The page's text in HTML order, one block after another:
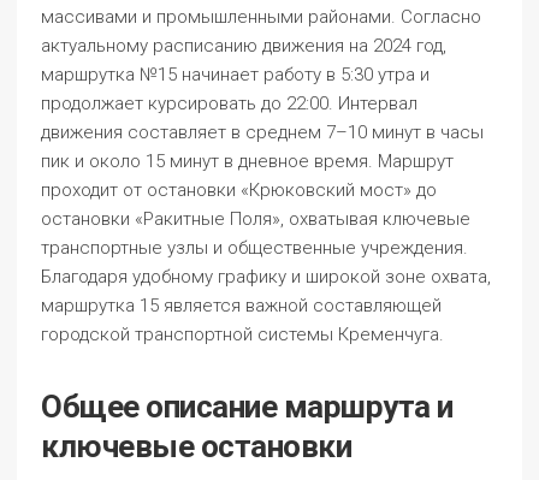
массивами и промышленными районами. Согласно
актуальному расписанию движения на 2024 год,
маршрутка №15 начинает работу в 5:30 утра и
продолжает курсировать до 22:00. Интервал
движения составляет в среднем 7–10 минут в часы
пик и около 15 минут в дневное время. Маршрут
проходит от остановки «Крюковский мост» до
остановки «Ракитные Поля», охватывая ключевые
транспортные узлы и общественные учреждения.
Благодаря удобному графику и широкой зоне охвата,
маршрутка 15 является важной составляющей
городской транспортной системы Кременчуга.
Общее описание маршрута и
ключевые остановки